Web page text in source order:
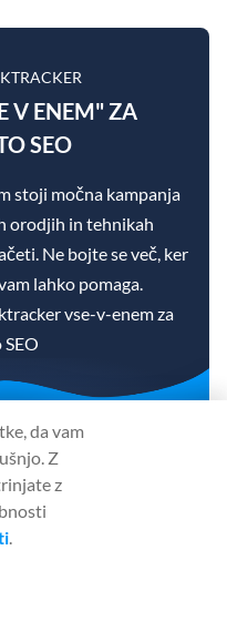
V ENEM" ZA
SEO
stoji močna kampanja
orodjih in tehnikah
Ne bojte se več, ker
lahko pomaga.
vse-v-enem za
za Ranktracker
da vam
Z
z
.